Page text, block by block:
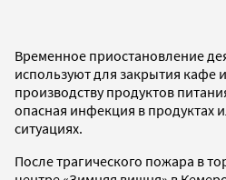
Временное приостановление
используют для закрытия кафе
производству продуктов
опасная инфекция в продуктах
ситуациях.
После трагического пожара в